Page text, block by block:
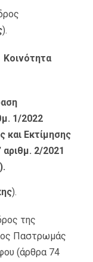
).
Κοινότητα
1/2022
και Εκτίμησης
2/2021
).
της
Παστρωμάς
(άρθρα 74